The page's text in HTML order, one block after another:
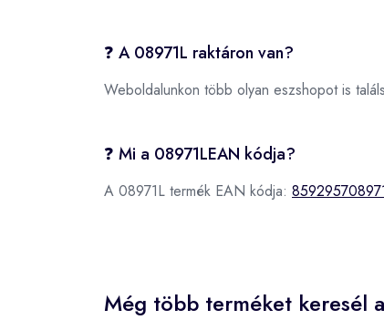
❓ A 08971L raktáron van?
Weboldalunkon több olyan eszshopot is
❓ Mi a 08971LEAN kódja?
A 08971L termék EAN kódja:
Még több terméket keresél